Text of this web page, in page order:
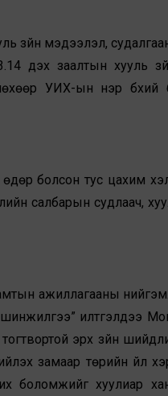
зүйн мэдээлэл,
дэх заалтын хууль
УИХ-ын нэр бүхий
болсон тус цахим
салбарын судлаач,
ажиллагааны
илтгэлдээ
эрх зүйн
замаар төрийн үйл
боломжийг хуулиар